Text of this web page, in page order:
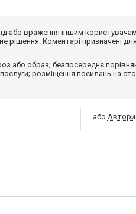
або враження іншим
Коментарі призначені
або образ; безпосереднє
розміщення посилань на
або